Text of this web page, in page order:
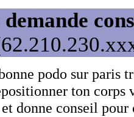
podo sur paris
ton corps
donne conseil pour